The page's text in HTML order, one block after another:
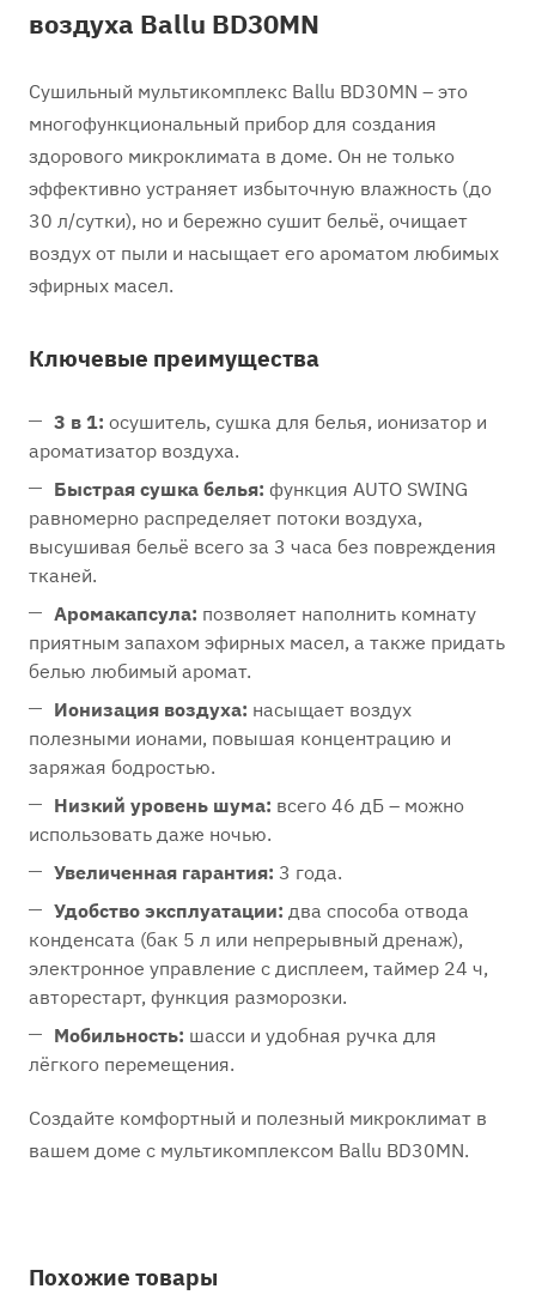
воздуха Ballu BD30MN
Сушильный мультикомплекс Ballu BD30MN – это
многофункциональный прибор для создания
здорового микроклимата в доме. Он не только
эффективно устраняет избыточную влажность (до
30 л/сутки), но и бережно сушит бельё, очищает
воздух от пыли и насыщает его ароматом любимых
эфирных масел.
Ключевые преимущества
3 в 1: осушитель, сушка для белья, ионизатор и
ароматизатор воздуха.
Быстрая сушка белья: функция AUTO SWING
равномерно распределяет потоки воздуха,
высушивая бельё всего за 3 часа без повреждения
тканей.
Аромакапсула: позволяет наполнить комнату
приятным запахом эфирных масел, а также придать
белью любимый аромат.
Ионизация воздуха: насыщает воздух
полезными ионами, повышая концентрацию и
заряжая бодростью.
Низкий уровень шума: всего 46 дБ – можно
использовать даже ночью.
Увеличенная гарантия: 3 года.
Удобство эксплуатации: два способа отвода
конденсата (бак 5 л или непрерывный дренаж),
электронное управление с дисплеем, таймер 24 ч,
авторестарт, функция разморозки.
Мобильность: шасси и удобная ручка для
лёгкого перемещения.
Создайте комфортный и полезный микроклимат в
вашем доме с мультикомплексом Ballu BD30MN.
Похожие товары